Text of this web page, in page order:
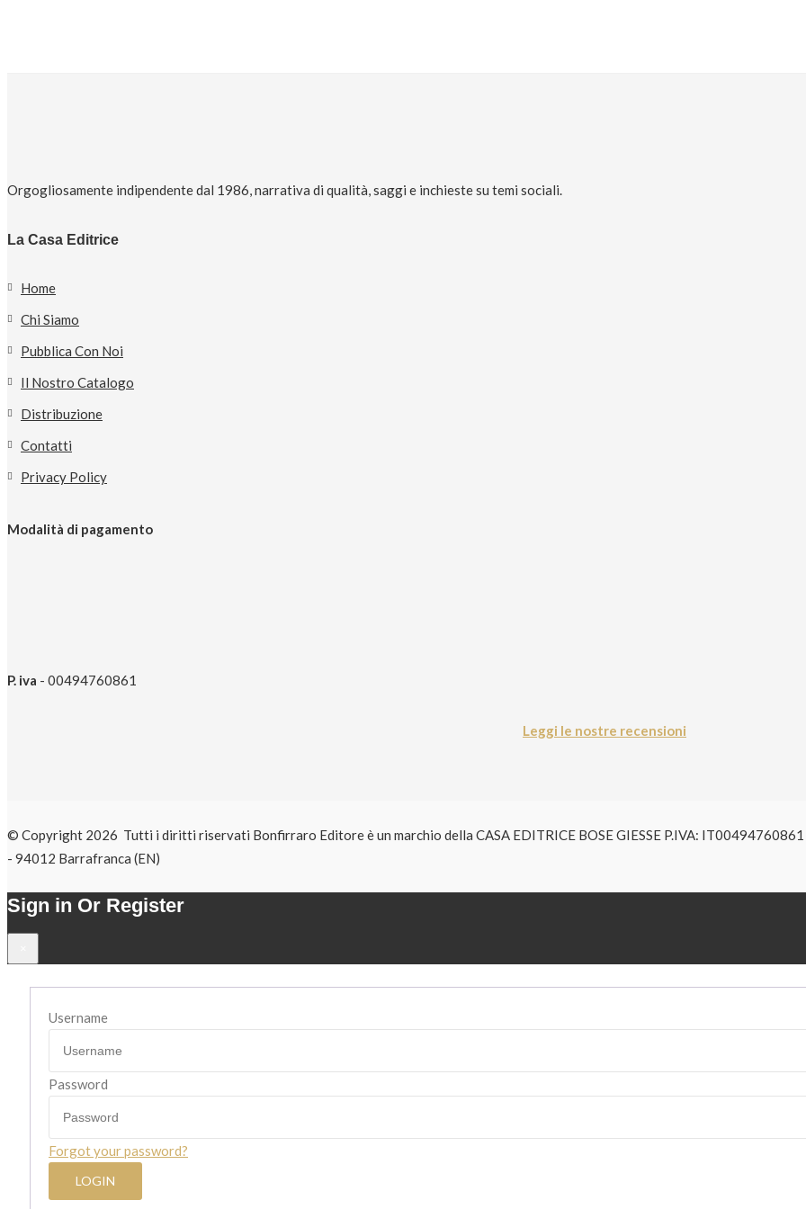
Orgogliosamente indipendente dal 1986, narrativa di qualità, saggi e inchieste su temi sociali.
La Casa Editrice
Home
Chi Siamo
Pubblica Con Noi
Il Nostro Catalogo
Distribuzione
Contatti
Privacy Policy
Modalità di pagamento
P. iva - 00494760861
Leggi le nostre recensioni
© Copyright 2026 Tutti i diritti riservati Bonfirraro Editore è un marchio della CASA EDITRICE BOSE GIESSE P.IVA:
- 94012 Barrafranca (EN)
Sign in Or Register
Username
Password
Forgot your password?